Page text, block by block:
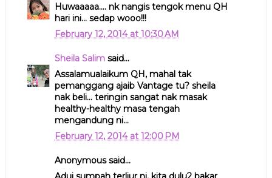
Huwaaaaa.... nk nangis tengok menu QH
hari ini... sedap wooo!!!
February 12, 2014 at 10:30 AM
Sheila Salimsaid...
Assalamualaikum QH, mahal tak
pemanggang ajaib Vantage tu? sheila
nak beli... teringin sangat nak masak
healthy-healthy masa tengah
mengandung ni...
February 12, 2014 at 12:00 PM
Anonymous said...